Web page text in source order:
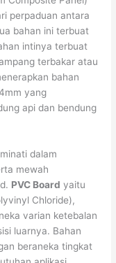
perpaduan antara
bahan ini terbuat
intinya terbuat
terbakar atau
bahan
yang
api dan bendung
dalam
mewah
PVC Board yaitu
Chloride),
varian ketebalan
luarnya. Bahan
beraneka tingkat